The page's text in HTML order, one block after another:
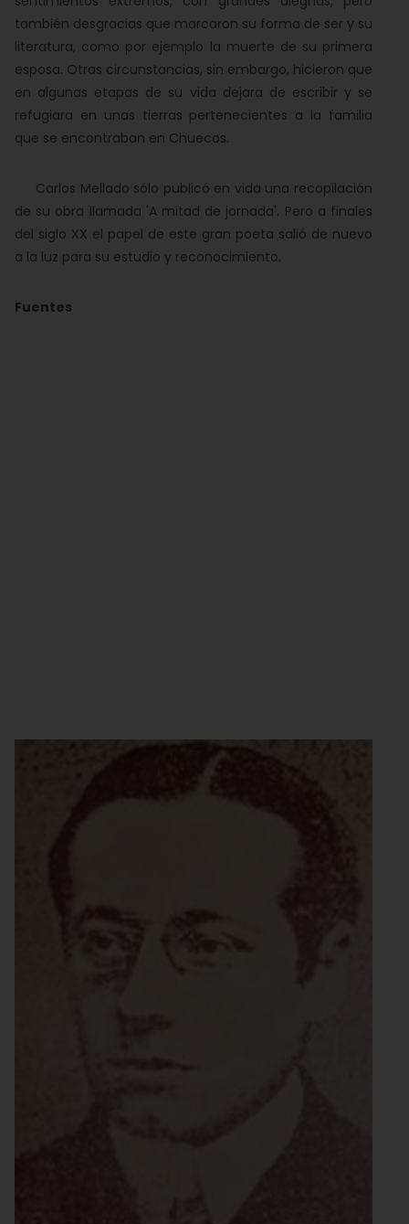
también desgracias que marcaron su forma de ser y su
literatura, como por ejemplo la muerte de su primera
esposa. Otras circunstancias, sin embargo, hicieron que
en algunas etapas de su vida dejara de escribir y se
refugiara en unas tierras pertenecientes a la familia
que se encontraban en Chuecos.
Carlos Mellado sólo publicó en vida una recopilación
de su obra llamada 'A mitad de jornada'. Pero a finales
del siglo XX el papel de este gran poeta salió de nuevo
a la luz para su estudio y reconocimiento.
Fuentes